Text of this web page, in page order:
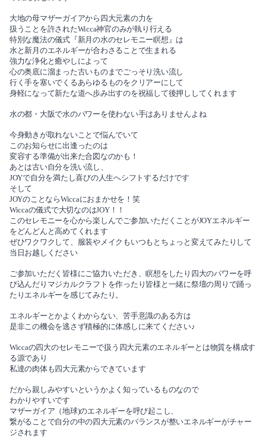
2022-02（1）
2022-01（4）
2021-12（3）
2021-09（1）
2021-08（3）
2021-07（3）
2021-04（2）
2021-03（2）
2021-02（1）
2021-01（2）
2020-10（1）
2022-08（1）
2022-07（3）
2022-06（3）
2022-05（3）
2022-02（1）
2022-01（4）
2021-10（3）
2021-09（1）
2021-07（3）
2021-06（4）
2021-05（3）
大地の母マザーガイアから四大元素の力を
扱うことを許されたWicca神官のみが執り行える
特別な魔法の儀式『新月の水のセレモニー瞑想』は
水と新月のエネルギーが合わさることで生まれる
強力な浄化と癒やしによって
心の奥底に溜まった古いものまでごっそり洗い流し
行く手を塞いでくるあらゆるものをクリアーにして
身軽になって新たな道へ歩み出すのを祝福して後押ししてくれます
水の都・大阪で水のパワーを使わない手はありませんよね
今身動きが取れないことで悩んでいて
このお知らせに出逢ったのは
変容する準備が出来た合図なのかも！
あとは古い自分を洗い流し、
JOYで自分を満たし喜びの人生へシフトするだけです
そして
JOYのことならWiccaにおまかせを！笑
Wiccaの儀式で大切なのはJOY！！
このセレモニーを心から楽しんでご参加いただくことがJOYエネルギー
をどんどんと高めてくれます
ぜひワクワクして、服装やメイクもいつもとちょっと変えてみたりして
当日お越しください
ご参加いただく皆様にご協力いただき、瞑想をしたり四大のパワーを呼
び込んだりマジカルクラフトを作ったり皆様と一緒に祭壇の周りで踊っ
たりエネルギーを感じてみたり。
エネルギーとかよくわからない、苦手意識のある方は
是非この機会を逃さず積極的に体感しに来てください♪
Wiccaの四大のセレモニーで扱う四大元素のエネルギーとは物質を構成す
る源であり
私達の肉体も四大元素からできています
だから親しみやすいというかよく知っているものなので
わかりやすいです
マザーガイア（地球)のエネルギーを呼び起こし、
繋がることで自分の中の四大元素のバランスが整いエネルギーがチャー
ジされます